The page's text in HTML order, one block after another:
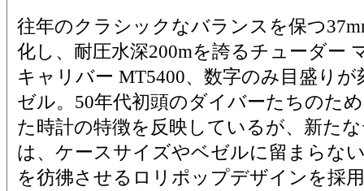
往年のクラシックなバランスを保つ
化し、耐圧水深200mを誇るチューダー
キャリバー MT5400、数字のみ目盛り
ゼル。50年代初頭のダイバーたちのた
た時計の特徴を反映しているが、新た
は、ケースサイズやベゼルに留まらな
を彷彿させるロリポップデザインを採